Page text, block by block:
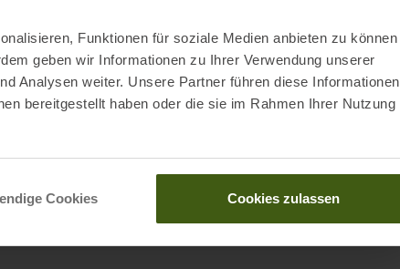
Funktionen für soziale Medien anbieten zu können
geben wir Informationen zu Ihrer Verwendung unserer
Analysen weiter. Unsere Partner führen diese Informationen
bereitgestellt haben oder die sie im Rahmen Ihrer Nutzung
Cookies Cookies zulassen